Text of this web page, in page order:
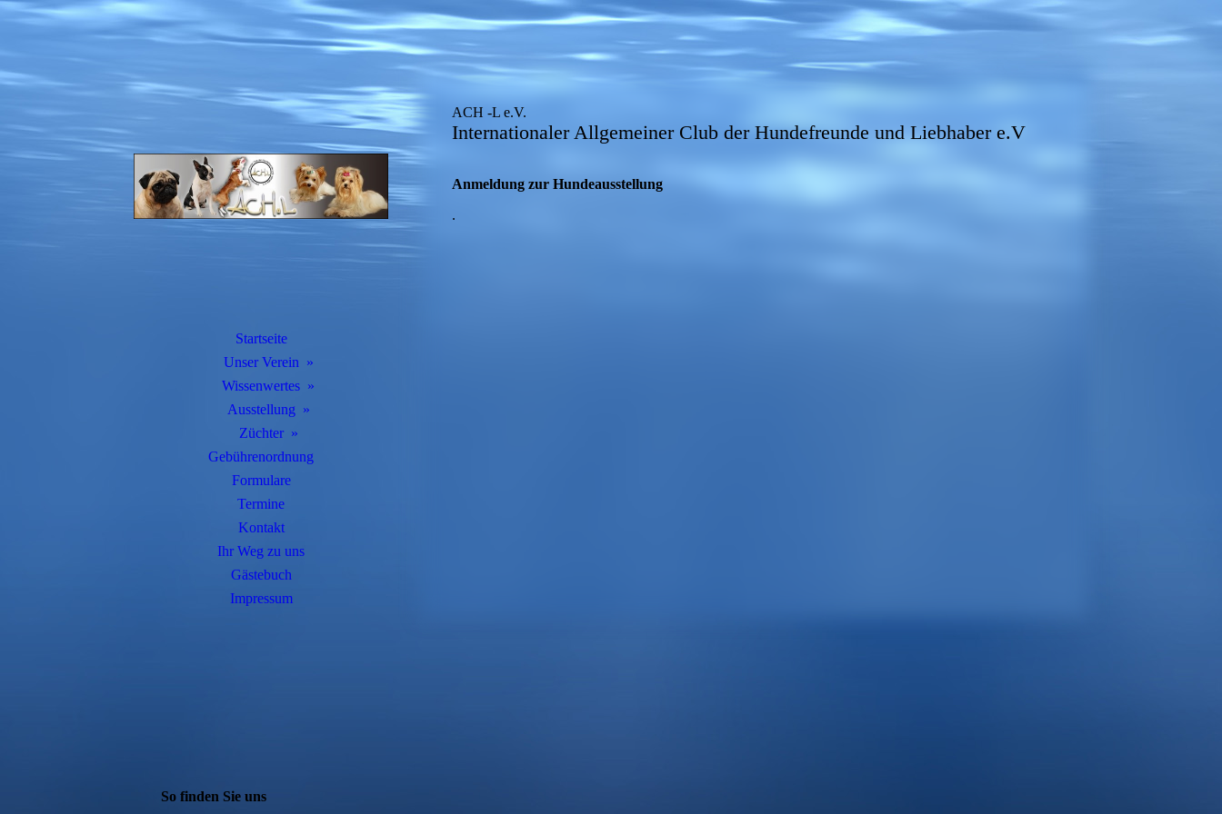
Startseite
Unser Verein
Wissenwertes
Ausstellung
Züchter
Gebührenordnung
Formulare
Termine
Kontakt
Ihr Weg zu uns
Gästebuch
Impressum
ACH -L e.V.
Internationaler Allgemeiner Club der Hundefreunde und Liebhaber e.V
Anmeldung zur Hundeausstellung
.
So finden Sie uns